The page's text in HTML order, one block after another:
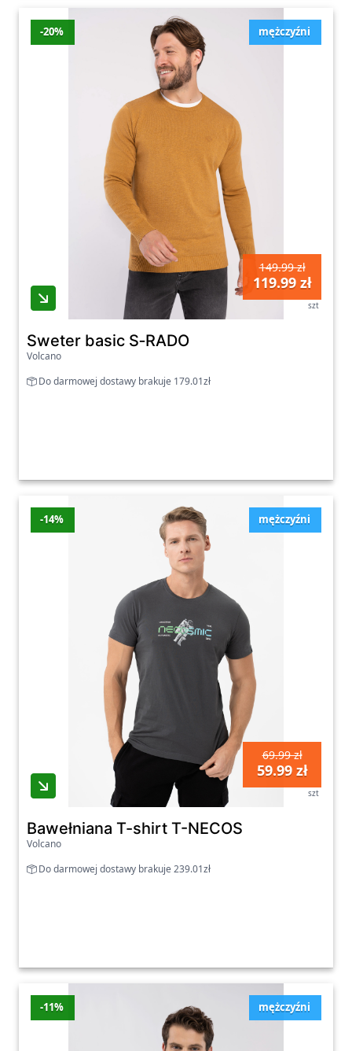
mężczyźni
-20%
149.99 zł
119.99 zł
szt
Sweter basic S‑RADO
Volcano
Do darmowej dostawy brakuje 179.01zł
mężczyźni
-14%
69.99 zł
59.99 zł
szt
Bawełniana T-shirt T-NECOS
Volcano
Do darmowej dostawy brakuje 239.01zł
mężczyźni
-11%